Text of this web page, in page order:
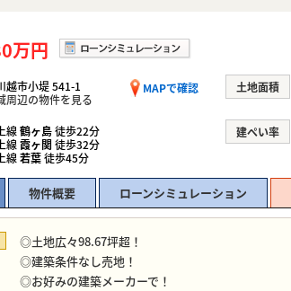
万円
越市小堤 541-1 MAPで確認
周辺の物件を見る
土地面積
線鶴ヶ島徒歩22分
線霞ヶ関 徒歩32分
線若葉徒歩45分
建ぺい率
物件概要 ローンシミュレーション
◎土地広々98.67坪超！
◎建築条件なし売地！
◎お好みの建築メーカーで！